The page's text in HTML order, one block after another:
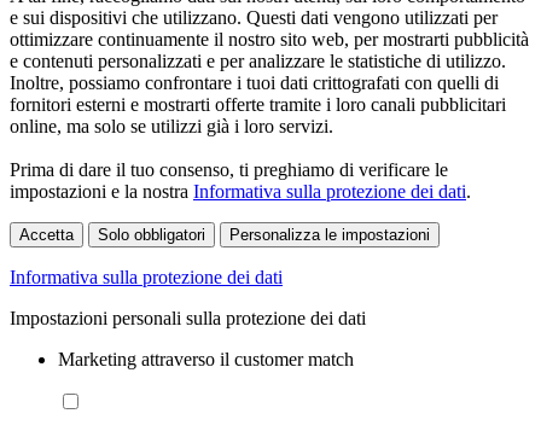
e sui dispositivi che utilizzano. Questi dati vengono utilizzati per
ottimizzare continuamente il nostro sito web, per mostrarti pubblicità
e contenuti personalizzati e per analizzare le statistiche di utilizzo.
Inoltre, possiamo confrontare i tuoi dati crittografati con quelli di
fornitori esterni e mostrarti offerte tramite i loro canali pubblicitari
online, ma solo se utilizzi già i loro servizi.
Prima di dare il tuo consenso, ti preghiamo di verificare le
impostazioni e la nostra Informativa sulla protezione dei dati.
Accetta Solo obbligatori Personalizza le impostazioni
Informativa sulla protezione dei dati
Impostazioni personali sulla protezione dei dati
Marketing attraverso il customer match